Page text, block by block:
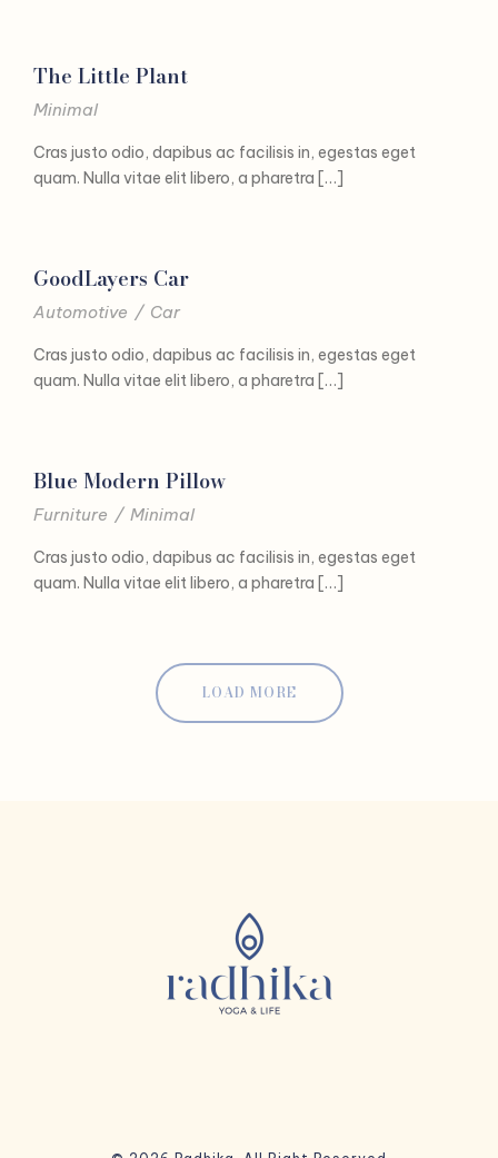
The Little Plant
Minimal
Cras justo odio, dapibus ac facilisis in, egestas eget
quam. Nulla vitae elit libero, a pharetra […]
GoodLayers Car
Automotive / Car
Cras justo odio, dapibus ac facilisis in, egestas eget
quam. Nulla vitae elit libero, a pharetra […]
Blue Modern Pillow
Furniture / Minimal
Cras justo odio, dapibus ac facilisis in, egestas eget
quam. Nulla vitae elit libero, a pharetra […]
LOAD MORE